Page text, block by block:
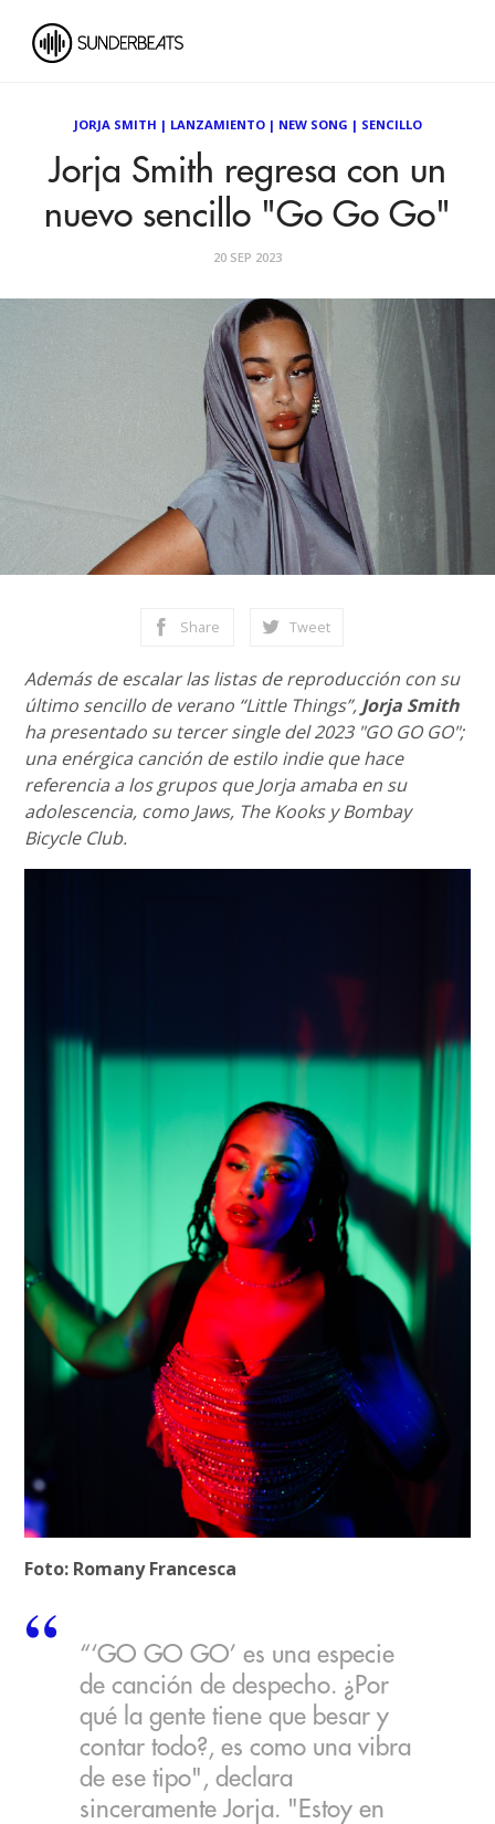
JORJA SMITH | LANZAMIENTO| NEW SONG | SENCILLO
Jorja Smith regresa con un
nuevo sencillo "Go Go Go"
20 SEP 2023
Share Tweet
Además de escalar las listas de reproducción con su
último sencillo de verano “Little Things”, Jorja Smith
ha presentado su tercer single del 2023 "GO GO GO";
una enérgica canción de estilo indie que hace
referencia a los grupos que Jorja amaba en su
adolescencia, como Jaws, The Kooks y Bombay
Bicycle Club.
Foto: Romany Francesca
“‘GO GO GO’ es una especie
de canción de despecho. ¿Por
qué la gente tiene que besar y
contar todo?, es como una vibra
de ese tipo", declara
sinceramente Jorja. "Estoy en